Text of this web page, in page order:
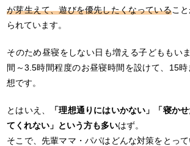
が芽生えて、遊びを優先したくなっているこ
られています。
そのため昼寝をしない日も増える子どももい
間～3.5時間程度のお昼寝時間を設けて、15
想です。
とはいえ、
「理想通りにはいかない」「寝か
てくれない」という方も多いはず。
そこで、先輩ママ・パパはどんな対策をとっ